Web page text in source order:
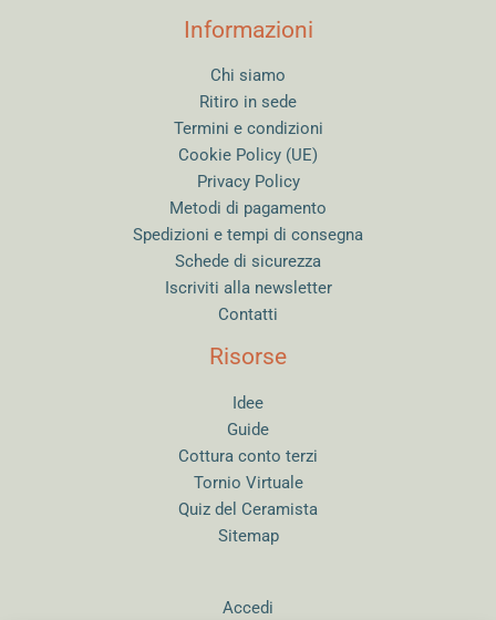
Informazioni
Chi siamo
Ritiro in sede
Termini e condizioni
Cookie Policy (UE)
Privacy Policy
Metodi di pagamento
Spedizioni e tempi di consegna
Schede di sicurezza
Iscriviti alla newsletter
Contatti
Risorse
Idee
Guide
Cottura conto terzi
Tornio Virtuale
Quiz del Ceramista
Sitemap
Accedi